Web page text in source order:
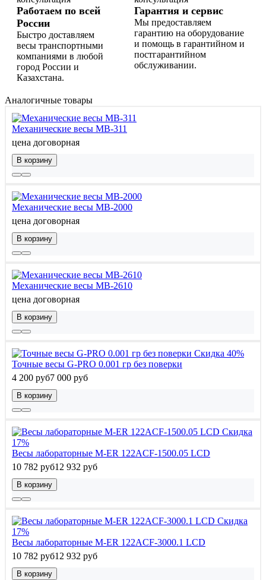
Работаем по всей
России
Быстро доставляем
весы транспортными
компаниями в любой
город России и
Казахстана.
Гарантия и сервис
Мы предоставляем
гарантию на оборудование
и помощь в гарантийном и
постгарантийном
обслуживании.
Аналогичные товары
Механические весы МВ-311
цена договорная
В корзину
Механические весы МВ-2000
цена договорная
В корзину
Механические весы МВ-2610
цена договорная
В корзину
Скидка 40%
Точные весы G-PRO 0.001 гр без поверки
4 200 руб7 000 руб
В корзину
Скидка
17%
Весы лабораторные M-ER 122АCF-1500.05 LСD
10 782 руб12 932 руб
В корзину
Скидка
17%
Весы лабораторные M-ER 122АCF-3000.1 LСD
10 782 руб12 932 руб
В корзину